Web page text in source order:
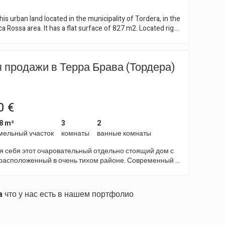
urban land located in the municipality of Tordera, in the
area. It has a flat surface of 827 m2. Located right
location, 15 minutes from the
and shops, 20 minutes by car from the beach and with
AP-7 motorway towards Barcelona/Girona.
в Терра Брава (Тордера)
€
m²
участок
3
комнаты
2
ванные комнаты
себя этот очаровательный отдельно стоящий дом с
в очень тихом районе. Современный и
большую гостиную, столовую и кухню,
в единое открытое и светлое пространство,
что у нас есть в нашем портфолио
с
с
веб-